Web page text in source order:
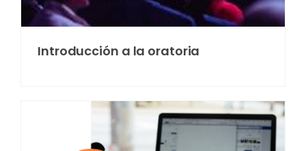
Introducción a la oratoria